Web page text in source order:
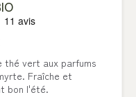
thé vert aux parfums
Fraîche et
bon l'été.